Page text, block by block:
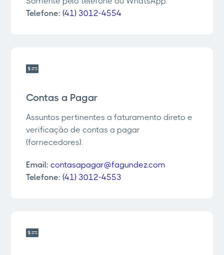
Telefone: (41) 3012-4554
Contas a Pagar
Assuntos pertinentes a faturamento direto e
verificação de contas a pagar
(fornecedores).
Email: contasapagar@fagundez.com
Telefone: (41) 3012-4553